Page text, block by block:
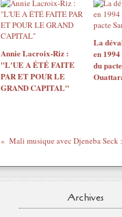
Annie Lacroix-Riz :
"L'UE A ÉTÉ FAITE
PAR ET POUR LE
GRAND CAPITAL"
La
en
du
Archives